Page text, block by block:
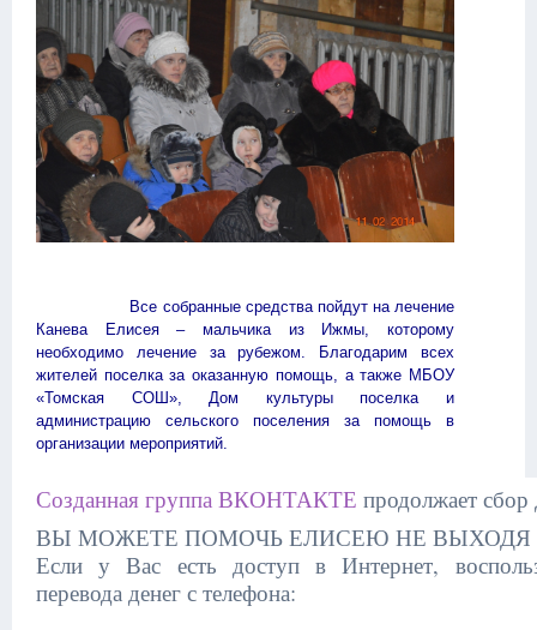
Все собранные средства пойдут на лечение
Канева Елисея – мальчика из Ижмы, которому
необходимо лечение за рубежом. Благодарим всех
жителей поселка за оказанную помощь, а также МБОУ
«Томская СОШ», Дом культуры поселка и
администрацию сельского поселения за помощь в
организации мероприятий.
Созданная группа ВКОНТАКТЕ продолжает
ВЫ МОЖЕТЕ ПОМОЧЬ ЕЛИСЕЮ НЕ
Если у Вас есть доступ в Интернет,
перевода денег с телефона: